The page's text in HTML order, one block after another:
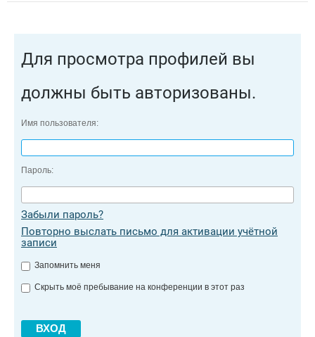
Для просмотра профилей вы
должны быть авторизованы.
Имя пользователя:
Пароль:
Забыли пароль?
Повторно выслать письмо для активации учётной
записи
Запомнить меня
Скрыть моё пребывание на конференции в этот раз